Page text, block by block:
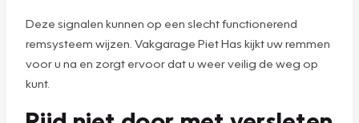
Deze signalen kunnen op een slecht functionerend
remsysteem wijzen. Vakgarage Piet Has kijkt uw remmen
voor u na en zorgt ervoor dat u weer veilig de weg op
kunt.